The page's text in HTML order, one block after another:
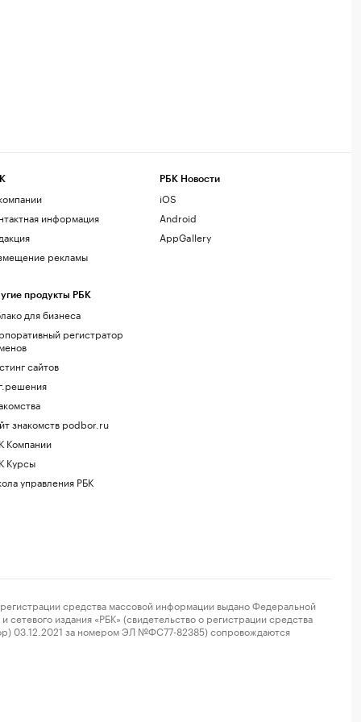
информация
рекламы
продукты РБК
для бизнеса
регистратор
сайтов
знакомств podbor.ru
Компании
Курсы
управления РБК
РБК Новости
iOS
Android
AppGallery
средства массовой информации выдано Федеральной
издания «РБК» (свидетельство о регистрации средства
03.12.2021 за номером ЭЛ №ФС77-82385) сопровождаются